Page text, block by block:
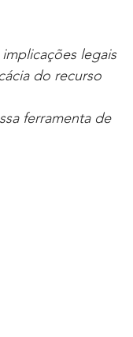
legais
do recurso
ferramenta de